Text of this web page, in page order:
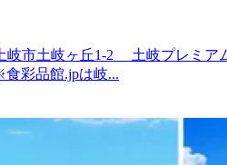
市土岐ヶ丘1-2 土岐プレミア
彩品館.jpは岐...